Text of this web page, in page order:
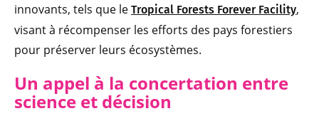
innovants, tels que le Tropical Forests Forever Facility,
visant à récompenser les efforts des pays forestiers
pour préserver leurs écosystèmes.
Un appel à la concertation entre
science et décision